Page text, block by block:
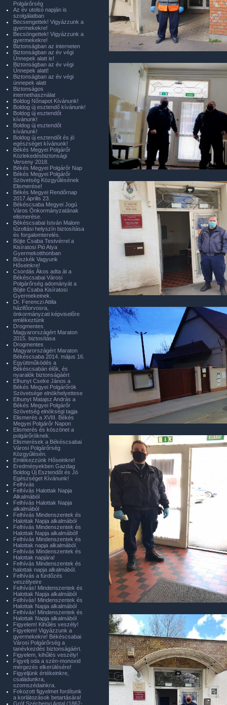
Polgárőrség
Az év utolsó napján is
szolgálatban
Becsengettek! Vigyázzunk a
gyermekekre!
Becsöngettek! Vigyázzunk a
gyermekekre!
Biztonságban az interneten
Biztonságban az év végi
Ünnepek alatt is!
Biztonságban az év végi
Ünnepek alatt!
Biztonságban az év végi
ünnepek alatt
Biztonságos
internethasználat
Boldog Nőnapot Kívánunk!
Boldog új esztendő kívánunk!
Boldog új esztendőt
kívánunk!
Boldog új esztendőt
kívánunk!
Boldog új esztendőt és jó
egészséget kívánunk!
Békés Megyei Polgárőr
Közlekedésbiztonsági
Verseny 2018.
Békés Megyei Polgárőr Nap
Békés Megyei Polgárőr
Szövetség Közgyűlésének
Elismerése!
Békés Megyei Rendőrnap
2017.április 23.
Békéscsaba Megyei Jogú
Város Önkormányzatának
elismerése.
Békéscsabai István Malom
tűzoltási helyszín biztosítása
és forgalomterelés.
Böjte Csaba Testvérrel a
Kisíratosi Pió Atya
Gyermekotthonban
Büszkék Vagyunk
Hőseinkre!
Csordás Ákos adta át a
Békéscsabai Városi
Polgárőrség adományát a
Böjte Csaba Kisíratosi
Gyermekeinek.
Dr. Ferenczi Attila
házifőorvosra,
önkormányzati képviselőre
emlékeztünk
Drogmentes
Magyarországért Maraton
2015. biztosítása
Drogmentes
Magyarországért Maraton
Békéscsaba 2014. május 16.
Együttműködés a
Békéscsabán élők, és
nyaralók biztonságáért
Elhunyt Cseke János a
Békés Megyei Polgárőrök
Szövetsége elnökhelyettese
Elhunyt Matajsz András a
Békés Megyei Polgárőr
Szövetség elnökségi tagja
Elismerés a XVIII. Békés
Megyei Polgárőr Napon
Elismerés és köszönet a
polgárőröknek.
Elismerések a Békéscsabai
Városi Polgárőrség
Közgyűlésén.
Emlékezzünk Hőseinkre!
Eredményekben Gazdag
Boldog Új Esztendőt és Jó
Egészséget Kívánunk!
Felhívás
Felhívás Halottak Napja
Alkalmából
Felhívás Halottak Napja
alkalmából
Felhívás Mindenszentek és
Halottak Napja alkalmából
Felhívás Mindenszentek és
Halottak Napja alkalmából!
Felhívás Mindenszentek és
Halottak napja alkalmából.
Felhívás Mindenszentek és
Halottak napjára!
Felhívás Mindenszentek és
halottak napja alkalmából.
Felhívás a fürdőzés
veszélyeire
Felhívás! Mindenszentek és
Halottak Napja alkalmából
Felhívás! Mindenszentek és
Halottak Napja alkalmából
Felhívás! Mindenszentek és
Halottak Napja alkalmából
Figyelem! Kihűlés veszély!
Figyelem! Vigyázzunk a
gyermekekre! Békéscsabai
Városi Polgárőrség a
tanévkezdés biztonságáért.
Figyelem, kihűlés veszély!
Figyelj oda a szén-monoxid
mérgezés elkerülésére!
Figyeljünk értékeinkre,
családunkra,
szomszédainkra.
Fokozott figyelmet fordítunk
a korlátozások betartására!
Gróf Széchenyi Antal (1867-